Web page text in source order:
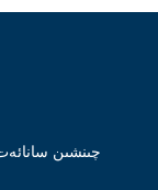
چىنشىن